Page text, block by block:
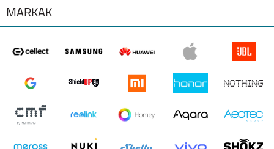
EXPLORER MASTER
MÁRKÁK